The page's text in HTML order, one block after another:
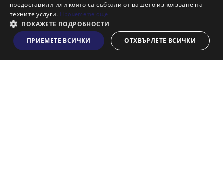
Виж на картата
Кои сме ние?
Франчайз
Блог
Искаш ли да получаваш актуална информация за пазара
на недвижими имоти?
предоставили или която са събрали от вашето използване на
техните услуги. Прочетете още
ПОКАЖЕТЕ ПОДРОБНОСТИ
ПРИЕМЕТЕ ВСИЧКИ
ОТХВЪРЛЕТЕ ВСИЧКИ